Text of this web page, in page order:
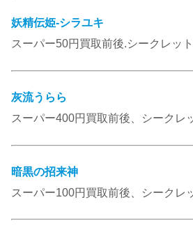
妖精伝姫-シラユキ
スーパー50円買取前後.シークレッ
灰流うらら
スーパー400円買取前後、シークレ
暗黒の招来神
スーパー100円買取前後、シークレ